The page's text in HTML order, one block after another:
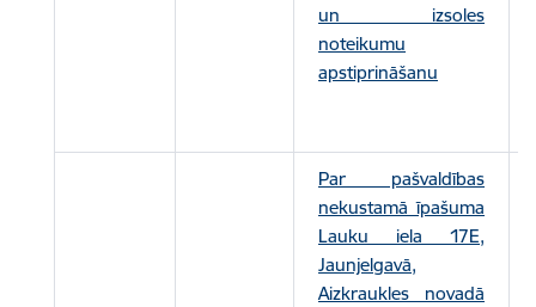
un izsoles
noteikumu
apstiprināšanu
Par pašvaldības
nekustamā īpašuma
Lauku iela 17E,
Jaunjelgavā,
Aizkraukles novadā